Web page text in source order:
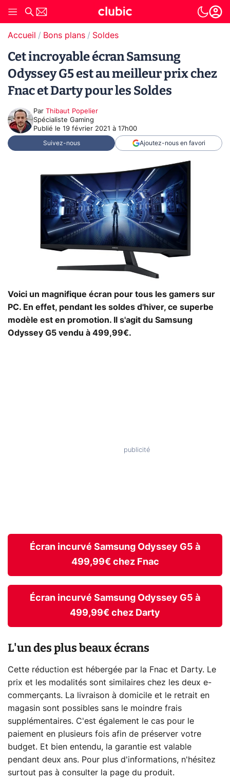
Accueil Bons plans Soldes
Cet incroyable écran Samsung
Odyssey G5 est au meilleur prix chez
Fnac et Darty pour les Soldes
Par Thibaut Popelier
Spécialiste Gaming
Publié le 19 février 2021 à 17h00
Suivez-nous Ajoutez-nous en favori
Voici un magnifique écran pour tous les gamers sur
PC. En effet, pendant les soldes d'hiver, ce superbe
modèle est en promotion. Il s'agit du Samsung
Odyssey G5 vendu à 499,99€.
Écran incurvé Samsung Odyssey G5 à
499,99€ chez Fnac
Écran incurvé Samsung Odyssey G5 à
499,99€ chez Darty
L'un des plus beaux écrans
Cette réduction est hébergée par la Fnac et Darty. Le
prix et les modalités sont similaires chez les deux e-
commerçants. La livraison à domicile et le retrait en
magasin sont possibles sans le moindre frais
supplémentaires. C'est également le cas pour le
paiement en plusieurs fois afin de préserver votre
budget. Et bien entendu, la garantie est valable
pendant deux ans. Pour plus d'informations, n'hésitez
surtout pas à consulter la page du produit.